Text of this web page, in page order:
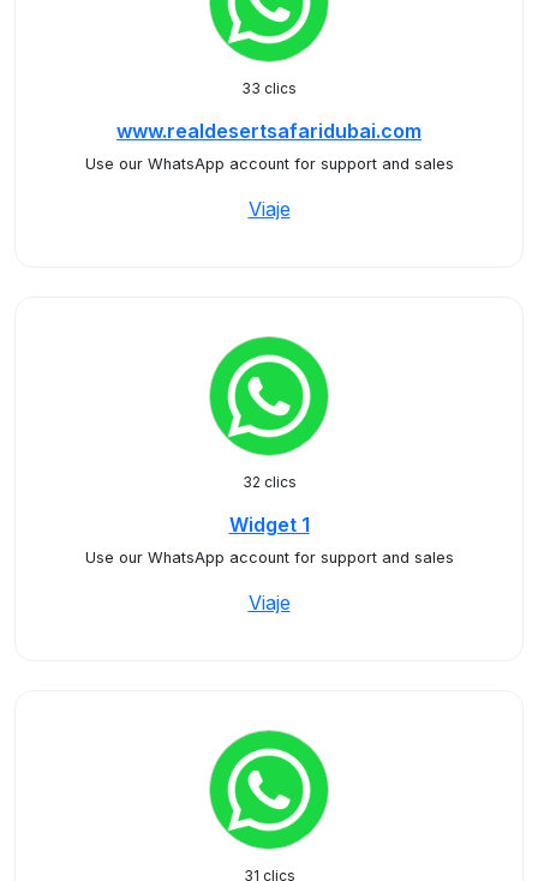
33 clics
www.realdesertsafaridubai.com
Use our WhatsApp account for support and sales
Viaje
32 clics
Widget 1
Use our WhatsApp account for support and sales
Viaje
31 clics